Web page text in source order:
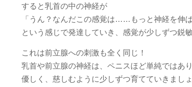
すると乳首の中の神経が
「うん？なんだこの感覚は……もっと神経を伸
という感じで発達していき、感覚が少しずつ鋭
これは前立腺への刺激も全く同じ！
乳首や前立腺の神経は、ペニスほど単純ではあり
優しく、慈しむように少しずつ育てていきましょ